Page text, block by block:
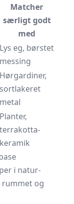
Matcher
særligt godt
med
Lys eg, børstet
messing
Hørgardiner,
sortlakeret
metal
Planter,
terrakotta-
keramik
i natur-
og